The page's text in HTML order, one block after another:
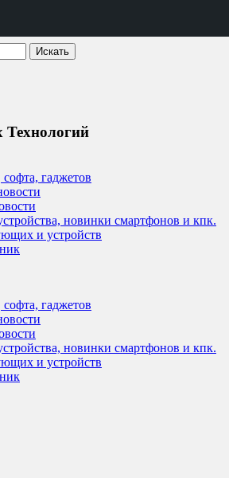
Технологий
гаджетов
новинки смартфонов и кпк.
и устройств
гаджетов
новинки смартфонов и кпк.
и устройств